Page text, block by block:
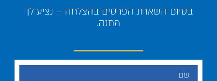
בסיום השארת הפרטים בהצלחה – נציע לך
מתנה.